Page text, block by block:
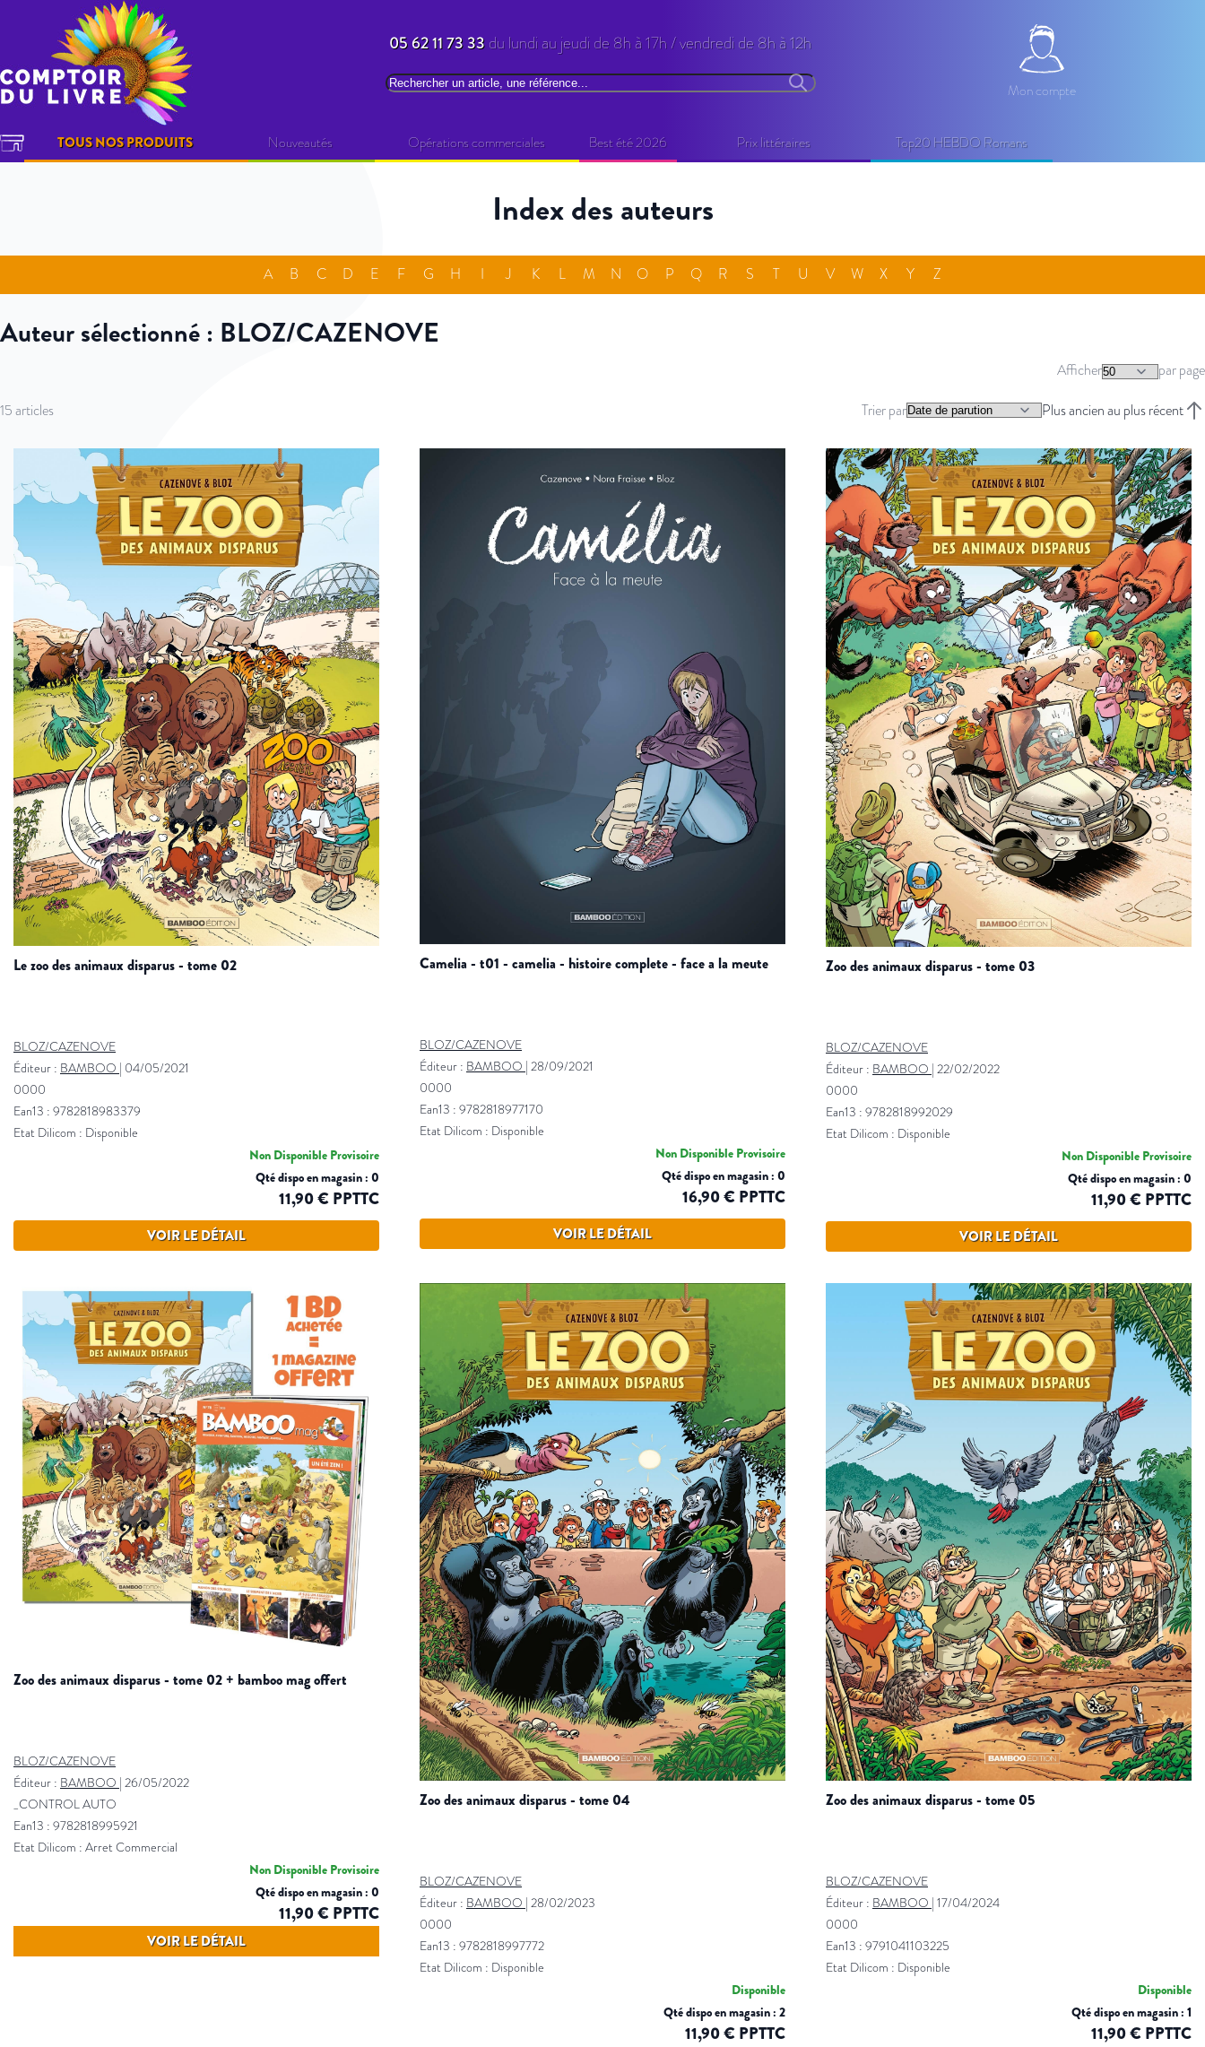
Allez au contenu
05 62 11 73 33 du lundi au jeudi de 8h à 17h / vendredi de 8h à 12h
Rechercher
Rechercher
Mon compte
Mon compte
TOUS NOS PRODUITS Nouveautés Opérations commerciales Best été 2026 Prix littéraires Top20 HEBDO Romans
Index des auteurs
A B C D E F G H I J K L M N O P Q R S T U V W X Y Z
Auteur sélectionné : BLOZ/CAZENOVE
Afficher par page
15articles Trier par
Plus ancien au plus récent
le zoo des animaux disparus - tome 02
BLOZ/CAZENOVE
Éditeur : BAMBOO | 04/05/2021
0000
Ean13 : 9782818983379
Etat Dilicom : Disponible
Non Disponible Provisoire
Qté dispo en magasin : 0
11,90 € PPTTC
VOIR LE DÉTAIL
camelia - t01 - camelia - histoire complete - face a la meute
BLOZ/CAZENOVE
Éditeur : BAMBOO | 28/09/2021
0000
Ean13 : 9782818977170
Etat Dilicom : Disponible
Non Disponible Provisoire
Qté dispo en magasin : 0
16,90 € PPTTC
VOIR LE DÉTAIL
zoo des animaux disparus - tome 03
BLOZ/CAZENOVE
Éditeur : BAMBOO | 22/02/2022
0000
Ean13 : 9782818992029
Etat Dilicom : Disponible
Non Disponible Provisoire
Qté dispo en magasin : 0
11,90 € PPTTC
VOIR LE DÉTAIL
zoo des animaux disparus - tome 02 + bamboo mag offert
BLOZ/CAZENOVE
Éditeur : BAMBOO | 26/05/2022
_CONTROL AUTO
Ean13 : 9782818995921
Etat Dilicom : Arret Commercial
Non Disponible Provisoire
Qté dispo en magasin : 0
11,90 € PPTTC
VOIR LE DÉTAIL
zoo des animaux disparus - tome 04
BLOZ/CAZENOVE
Éditeur : BAMBOO | 28/02/2023
0000
Ean13 : 9782818997772
Etat Dilicom : Disponible
Disponible
Qté dispo en magasin : 2
11,90 € PPTTC
zoo des animaux disparus - tome 05
BLOZ/CAZENOVE
Éditeur : BAMBOO | 17/04/2024
0000
Ean13 : 9791041103225
Etat Dilicom : Disponible
Disponible
Qté dispo en magasin : 1
11,90 € PPTTC